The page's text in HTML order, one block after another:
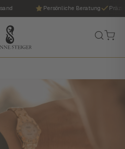
Persönliche Beratung Präzise